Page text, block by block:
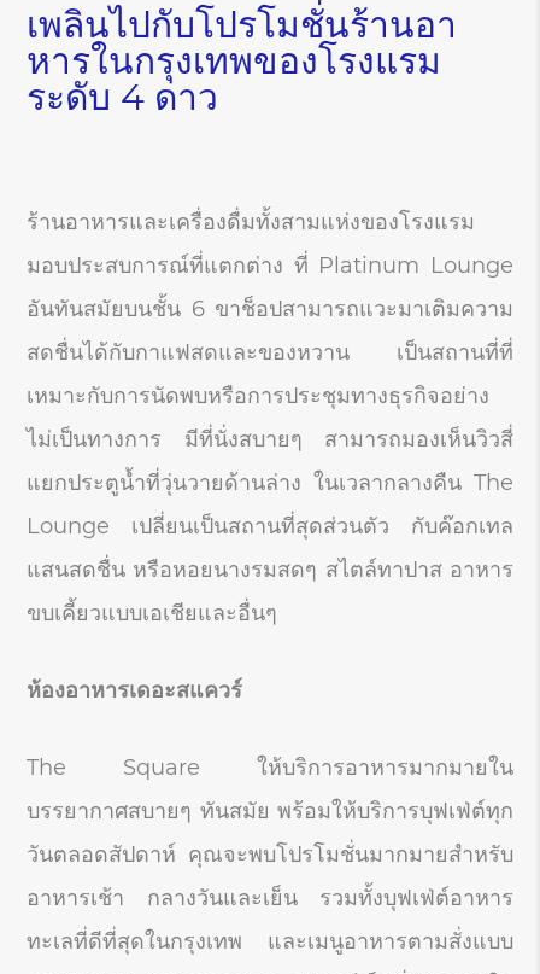
เพลินไปกับโปรโมชั่นร้านอา
หารในกรุงเทพของโรงแรม
ระดับ 4 ดาว
ร้านอาหารและเครื่องดื่มทั้งสามแห่งของโรงแรม
มอบประสบการณ์ที่แตกต่าง ที่ Platinum Lounge
อันทันสมัยบนชั้น 6 ขาช็อปสามารถแวะมาเติมความ
สดชื่นได้กับกาแฟสดและของหวาน เป็นสถานที่ที่
เหมาะกับการนัดพบหรือการประชุมทางธุรกิจอย่าง
ไม่เป็นทางการ มีที่นั่งสบายๆ สามารถมองเห็นวิวสี่
แยกประตูน้ำที่วุ่นวายด้านล่าง ในเวลากลางคืน The
Lounge เปลี่ยนเป็นสถานที่สุดส่วนตัว กับค๊อกเทล
แสนสดชื่น หรือหอยนางรมสดๆ สไตล์ทาปาส อาหาร
ขบเคี้ยวแบบเอเชียและอื่นๆ
ห้องอาหารเดอะสแควร์
The Square ให้บริการอาหารมากมายใน
บรรยากาศสบายๆ ทันสมัย พร้อมให้บริการบุฟเฟ่ต์ทุก
วันตลอดสัปดาห์ คุณจะพบโปรโมชั่นมากมายสำหรับ
อาหารเช้า กลางวันและเย็น รวมทั้งบุฟเฟ่ต์อาหาร
ทะเลที่ดีที่สุดในกรุงเทพ และเมนูอาหารตามสั่งแบบ